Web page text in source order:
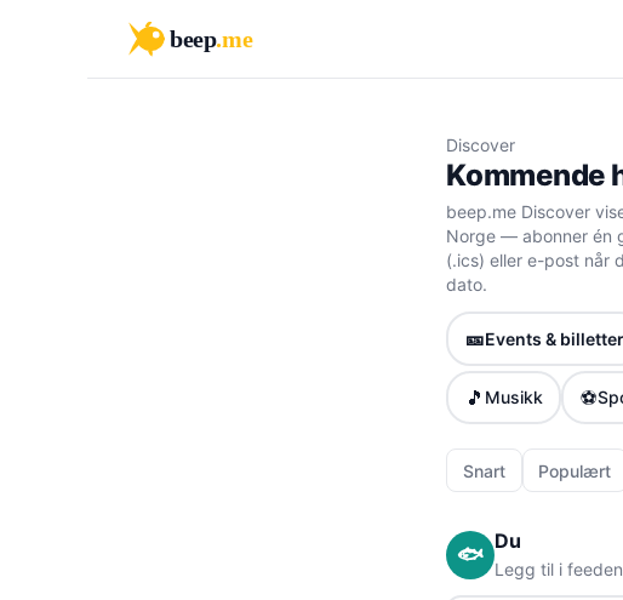
beep.me
Discover
Kommende
beep.me Discover
Norge — abonner én
(.ics) eller e-post når
dato.
🎫Events & billetter
🎵 Musikk ⚽
Snart Populært
🐟
Du
Legg til i feeden